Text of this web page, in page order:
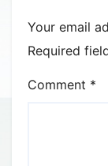
Your email
Required
Comment *